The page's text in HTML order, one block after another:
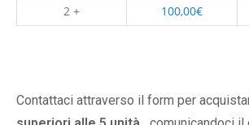
2 +
100,00€
Contattaci attraverso il form per